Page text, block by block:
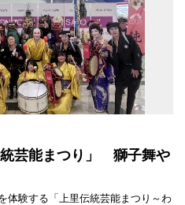
芸能まつり」 獅子舞や
体験する「上里伝統芸能まつり～わ